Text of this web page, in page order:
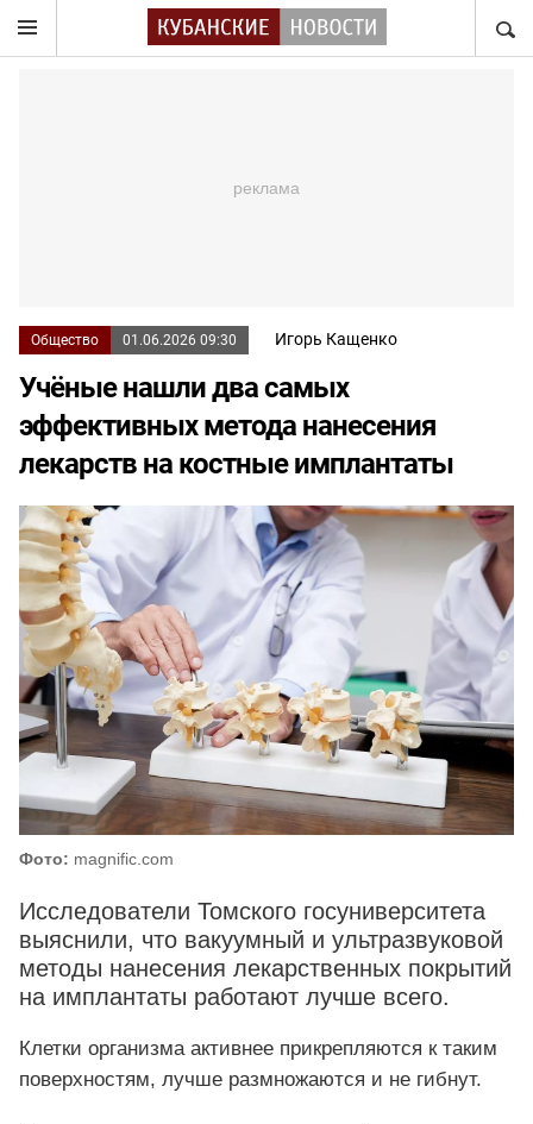
Общество 01.06.2026 09:30 Игорь Кащенко
Учёные нашли два самых
эффективных метода нанесения
лекарств на костные имплантаты
Фото: magnific.com
Исследователи Томского госуниверситета
выяснили, что вакуумный и ультразвуковой
методы нанесения лекарственных покрытий
на имплантаты работают лучше всего.
Клетки организма активнее прикрепляются к таким
поверхностям, лучше размножаются и не гибнут.